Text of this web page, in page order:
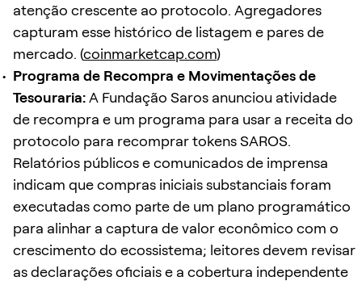
atenção crescente ao protocolo. Agregadores
capturam esse histórico de listagem e pares de
mercado. (coinmarketcap.com)
Programa de Recompra e Movimentações de
Tesouraria:A Fundação Saros anunciou atividade
de recompra e um programa para usar a receita do
protocolo para recomprar tokens SAROS.
Relatórios públicos e comunicados de imprensa
indicam que compras iniciais substanciais foram
executadas como parte de um plano programático
para alinhar a captura de valor econômico com o
crescimento do ecossistema; leitores devem revisar
as declarações oficiais e a cobertura independente